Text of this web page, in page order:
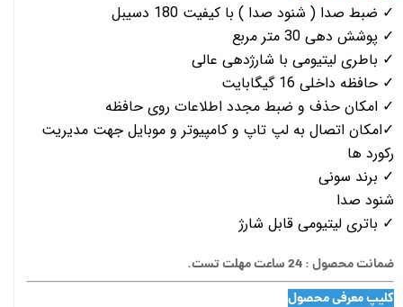
✓ ضبط صدا ( شنود صدا ) با کیفیت 180 دسیبل
✓ پوشش دهی 30 متر مربع
✓ باطری لیتیومی با شارژدهی عالی
✓ حافظه داخلی 16 گیگابایت
✓ امکان حذف و ضبط مجدد اطلاعات روی حافظه
✓امکان اتصال به لپ تاپ و کامپیوتر و موبایل جهت مدیریت
رکورد ها
✓ برند سونی
شنود صدا
✓ باتری لیتیومی قابل شارژ
ضمانت محصول : 24 ساعت مهلت تست.
کلیپ معرفی محصول